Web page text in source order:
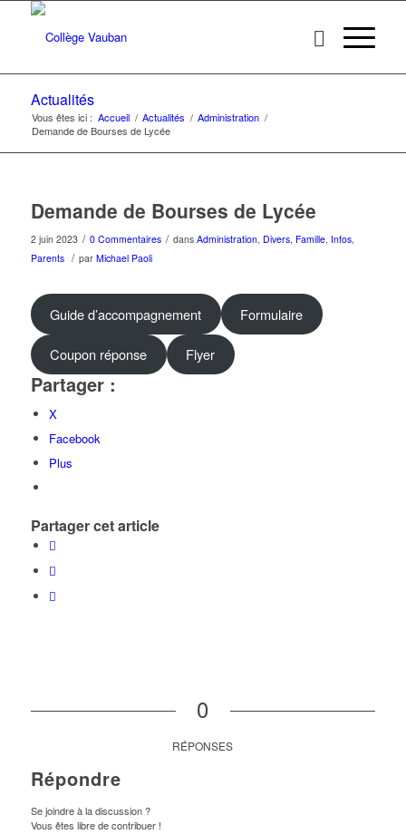
Actualités
Vous êtes ici : Accueil / Actualités / Administration /
Demande de Bourses de Lycée
Demande de Bourses de Lycée
2 juin 2023 / 0 Commentaires / dans Administration, Divers, Famille, Infos,
Parents / par Michael Paoli
Guide d’accompagnement Formulaire
Coupon réponse Flyer
Partager :
X
Facebook
Plus
Partager cet article
0
RÉPONSES
Répondre
Se joindre à la discussion ?
Vous êtes libre de contribuer !